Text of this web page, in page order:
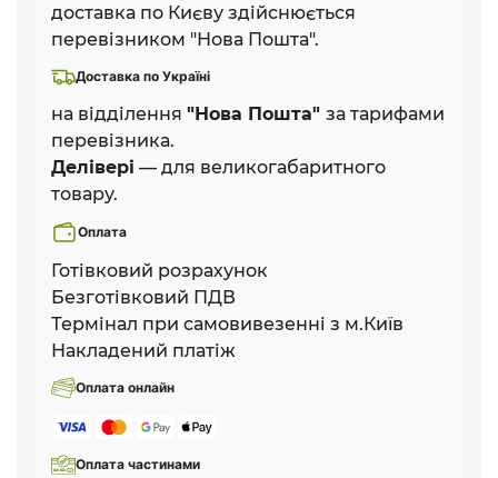
доставка по Києву здійснюється
перевізником "Нова Пошта".
Доставка по Україні
на відділення "Нова Пошта" за тарифами
перевізника.
Делівері — для великогабаритного
товару.
Оплата
Готівковий розрахунок
Безготівковий ПДВ
Термінал при самовивезенні з м.Київ
Накладений платіж
Оплата онлайн
Оплата частинами